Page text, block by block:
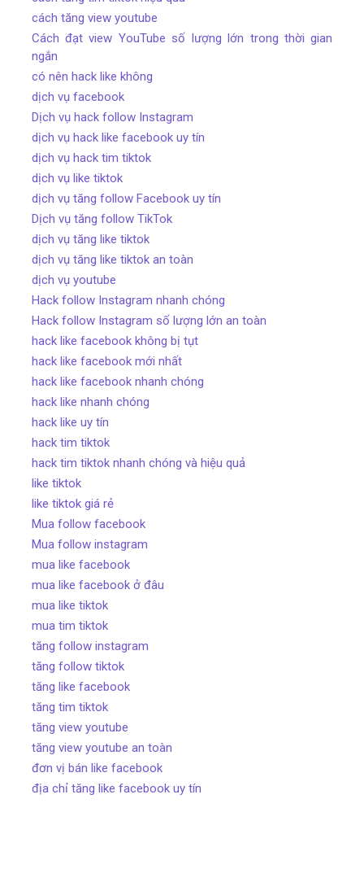
cách tăng view youtube
Cách đạt view YouTube số lượng lớn trong thời gian
ngắn
có nên hack like không
dịch vụ facebook
Dịch vụ hack follow Instagram
dịch vụ hack like facebook uy tín
dịch vụ hack tim tiktok
dịch vụ like tiktok
dịch vụ tăng follow Facebook uy tín
Dịch vụ tăng follow TikTok
dịch vụ tăng like tiktok
dịch vụ tăng like tiktok an toàn
dịch vụ youtube
Hack follow Instagram nhanh chóng
Hack follow Instagram số lượng lớn an toàn
hack like facebook không bị tụt
hack like facebook mới nhất
hack like facebook nhanh chóng
hack like nhanh chóng
hack like uy tín
hack tim tiktok
hack tim tiktok nhanh chóng và hiệu quả
like tiktok
like tiktok giá rẻ
Mua follow facebook
Mua follow instagram
mua like facebook
mua like facebook ở đâu
mua like tiktok
mua tim tiktok
tăng follow instagram
tăng follow tiktok
tăng like facebook
tăng tim tiktok
tăng view youtube
tăng view youtube an toàn
đơn vị bán like facebook
địa chỉ tăng like facebook uy tín